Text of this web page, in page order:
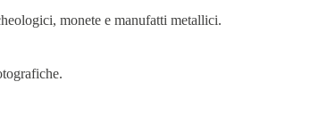
monete e manufatti metallici.